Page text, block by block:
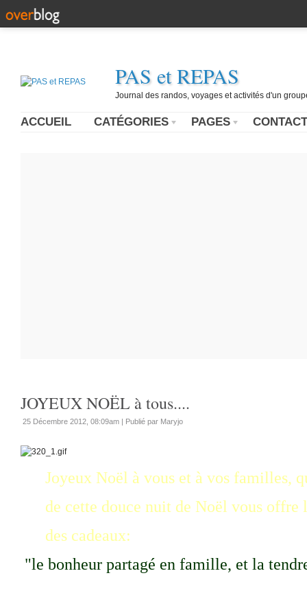
PAS et REPAS
Journal des randos, voyages et activités d'un
ACCUEIL CATÉGORIES PAGES CONTACT
JOYEUX NOËL à tous....
25 Décembre 2012, 08:09am | Publié par Maryjo
Joyeux Noël à vous et à vos familles,
de cette douce nuit de Noël vous offre
des cadeaux:
"le bonheur partagé en famille, et la